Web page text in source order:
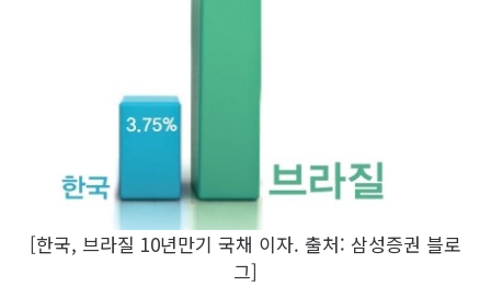
[한국, 브라질 10년만기 국채 이자. 출처: 삼성증권 블로
그]